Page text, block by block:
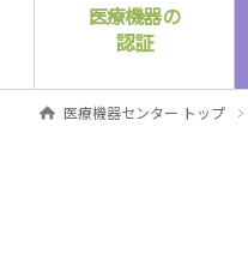
医療機器の
認証
医療機器センター トップ